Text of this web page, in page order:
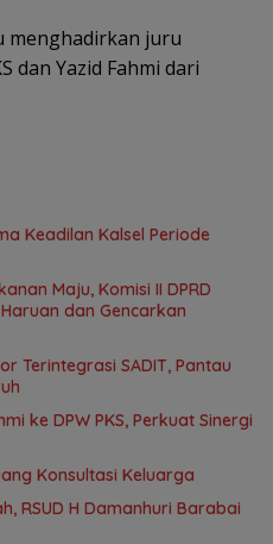
menghadirkan juru
dan Yazid Fahmi dari
Keadilan Kalsel Periode
Maju, Komisi II DPRD
dan Gencarkan
Terintegrasi SADIT, Pantau
ke DPW PKS, Perkuat Sinergi
Konsultasi Keluarga
RSUD H Damanhuri Barabai